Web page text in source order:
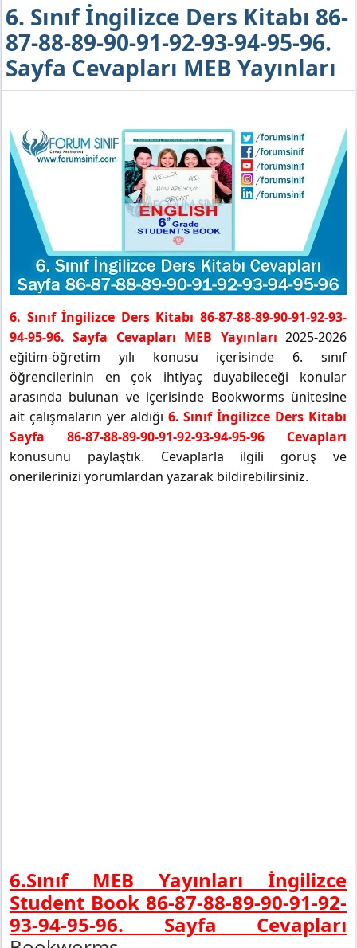
6. Sınıf İngilizce Ders Kitabı 86-
87-88-89-90-91-92-93-94-95-96.
Sayfa Cevapları MEB Yayınları
6. Sınıf İngilizce Ders Kitabı 86-87-88-89-90-91-92-93-
94-95-96. Sayfa Cevapları MEB Yayınları 2025-2026
eğitim-öğretim yılı konusu içerisinde 6. sınıf
öğrencilerinin en çok ihtiyaç duyabileceği konular
arasında bulunan ve içerisinde Bookworms ünitesine
ait çalışmaların yer aldığı 6. Sınıf İngilizce Ders Kitabı
Sayfa 86-87-88-89-90-91-92-93-94-95-96 Cevapları
konusunu paylaştık. Cevaplarla ilgili görüş ve
önerilerinizi yorumlardan yazarak bildirebilirsiniz.
6.Sınıf MEB Yayınları İngilizce
Student Book 86-87-88-89-90-91-92-
93-94-95-96. Sayfa Cevapları